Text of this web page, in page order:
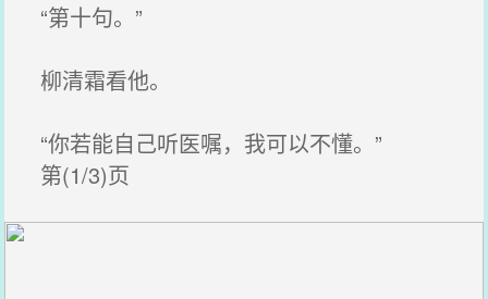
“第十句。”
柳清霜看他。
“你若能自己听医嘱，我可以不懂。”
第(1/3)页